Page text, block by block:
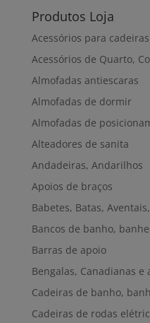
Produtos Loja
Acessórios para
Acessórios de Quarto,
Almofadas antiescaras
Almofadas de dormir
Almofadas de
Alteadores de sanita
Andadeiras, Andarilhos
Apoios de braços
Babetes, Batas,
Bancos de banho,
Barras de apoio
Bengalas, Canadianas e
Cadeiras de banho,
Cadeiras de rodas